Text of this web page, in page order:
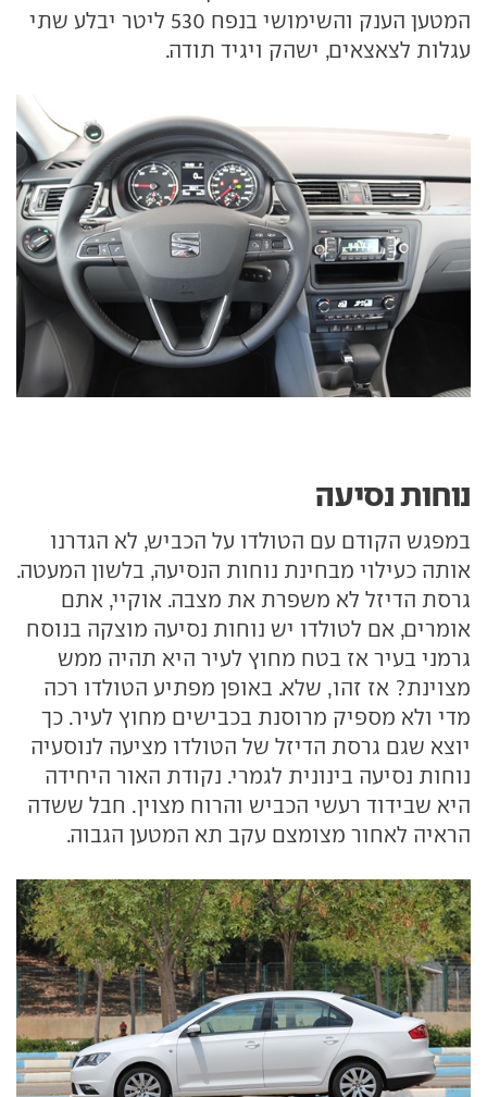
המטען הענק והשימושי בנפח 530 ליטר יבלע שתי
עגלות לצאצאים, ישהק ויגיד תודה.
נוחות נסיעה
במפגש הקודם עם הטולדו על הכביש, לא הגדרנו
אותה כעילוי מבחינת נוחות הנסיעה, בלשון המעטה.
גרסת הדיזל לא משפרת את מצבה. אוקיי, אתם
אומרים, אם לטולדו יש נוחות נסיעה מוצקה בנוסח
גרמני בעיר אז בטח מחוץ לעיר היא תהיה ממש
מצוינת? אז זהו, שלא. באופן מפתיע הטולדו רכה
מדי ולא מספיק מרוסנת בכבישים מחוץ לעיר. כך
יוצא שגם גרסת הדיזל של הטולדו מציעה לנוסעיה
נוחות נסיעה בינונית לגמרי. נקודת האור היחידה
היא שבידוד רעשי הכביש והרוח מצוין. חבל ששדה
הראיה לאחור מצומצם עקב תא המטען הגבוה.